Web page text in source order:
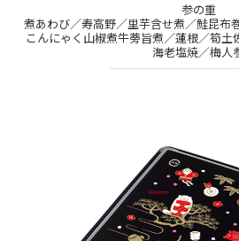
参の重
煮あわび／寿高野／里芋含せ煮／鮭昆布
こんにゃく山椒煮牛蒡旨煮／蓮根／筍
海老塩焼／梅人